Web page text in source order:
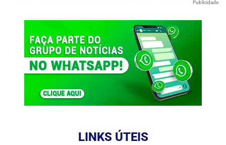
Publicidade
LINKS ÚTEIS